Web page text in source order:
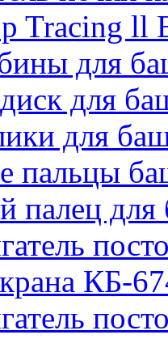
Tracing ll
для
для
для
пальцы
палец
КБ-